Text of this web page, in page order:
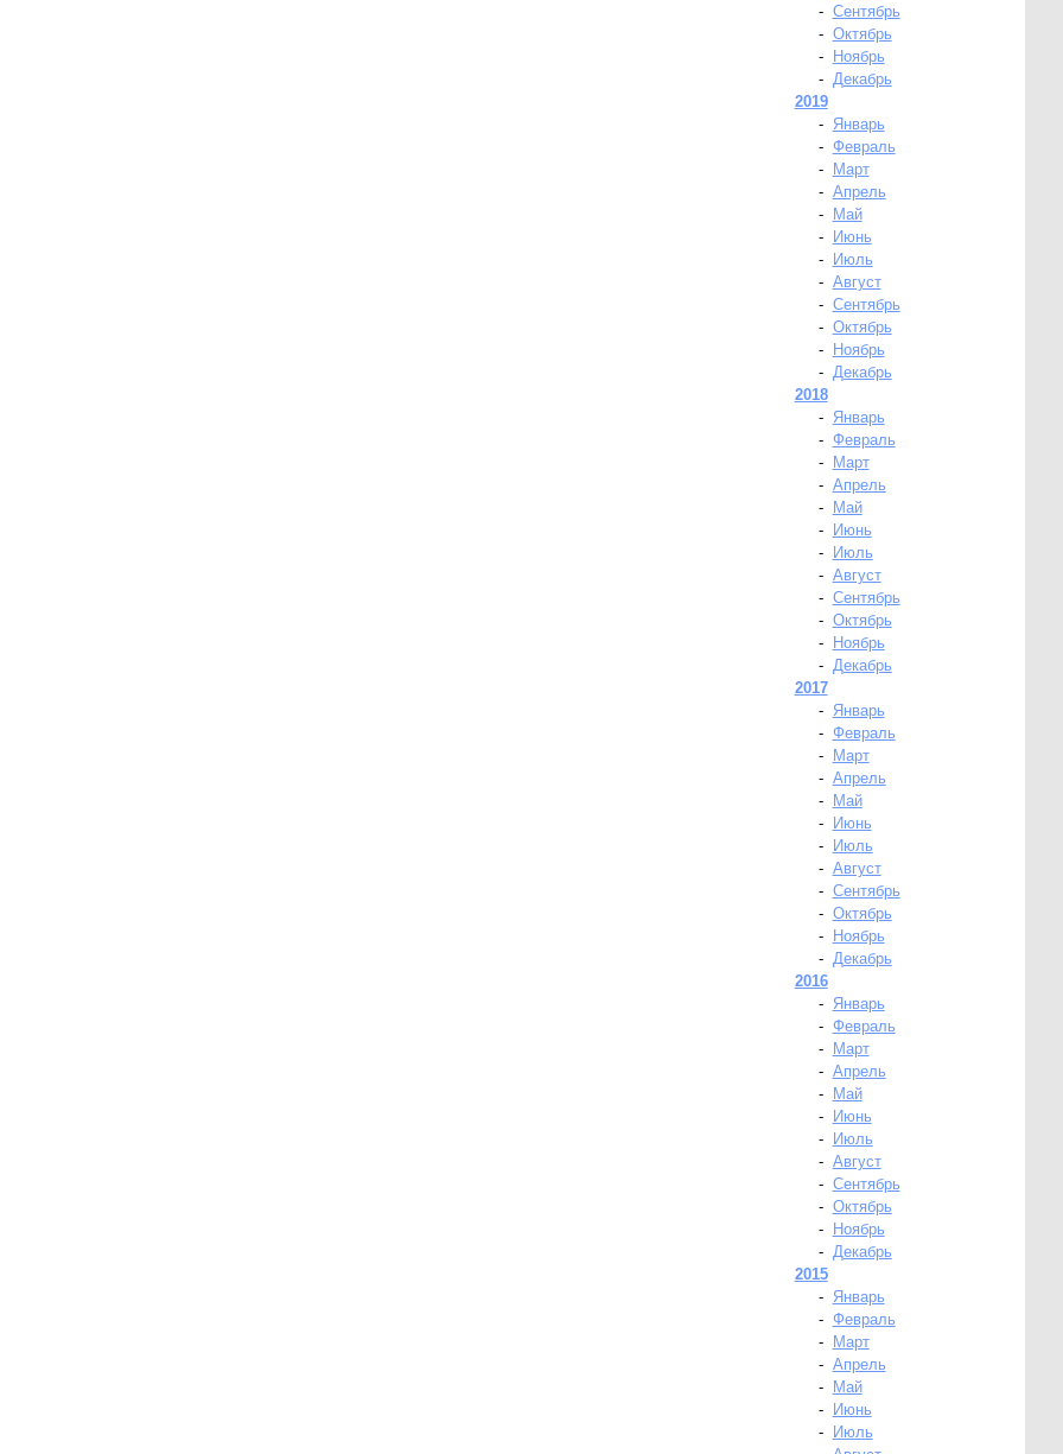
- Сентябрь
- Октябрь
-
Ноябрь
- Декабрь
2019
-
Январь
- Февраль
-
Март
- Апрель
-
Май
-
Июнь
-
Июль
- Август
- Сентябрь
- Октябрь
-
Ноябрь
- Декабрь
2018
-
Январь
- Февраль
-
Март
- Апрель
-
Май
-
Июнь
-
Июль
- Август
- Сентябрь
- Октябрь
-
Ноябрь
- Декабрь
2017
-
Январь
- Февраль
-
Март
- Апрель
-
Май
-
Июнь
-
Июль
- Август
- Сентябрь
- Октябрь
-
Ноябрь
- Декабрь
2016
-
Январь
- Февраль
-
Март
- Апрель
-
Май
-
Июнь
-
Июль
- Август
- Сентябрь
- Октябрь
-
Ноябрь
- Декабрь
2015
-
Январь
- Февраль
-
Март
- Апрель
-
Май
-
Июнь
-
Июль